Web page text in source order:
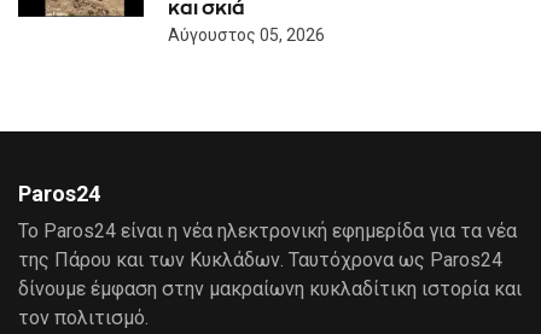
και σκιά
Αύγουστος 05, 2026
Paros24
Το Paros24 είναι η νέα ηλεκτρονική εφημερίδα για τα νέα
της Πάρου και των Κυκλάδων. Ταυτόχρονα ως Paros24
δίνουμε έμφαση στην μακραίωνη κυκλαδίτικη ιστορία και
τον πολιτισμό.